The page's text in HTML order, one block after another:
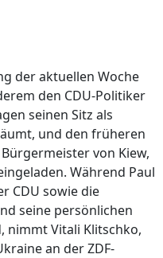
der aktuellen Woche
den CDU-Politiker
seinen Sitz als
und den früheren
von Kiew,
Während Paul
CDU sowie die
seine persönlichen
nimmt Vitali Klitschko,
an der ZDF-